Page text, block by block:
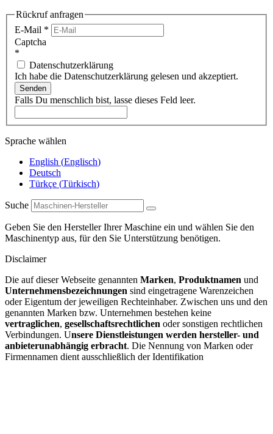
Rückruf anfragen
E-Mail *
Captcha
*
Datenschutzerklärung
Ich habe die Datenschutzerklärung gelesen und akzeptiert.
Senden
Falls Du menschlich bist, lasse dieses Feld leer.
Sprache wählen
English (Englisch)
Deutsch
Türkçe (Türkisch)
Suche
Geben Sie den Hersteller Ihrer Maschine ein und wählen Sie den
Maschinentyp aus, für den Sie Unterstützung benötigen.
Disclaimer
Die auf dieser Webseite genannten Marken, Produktnamen und
Unternehmensbezeichnungen sind eingetragene Warenzeichen
oder Eigentum der jeweiligen Rechteinhaber. Zwischen uns und den
genannten Marken bzw. Unternehmen bestehen keine
vertraglichen, gesellschaftsrechtlichen oder sonstigen rechtlichen
Verbindungen. Unsere Dienstleistungen werden hersteller- und
anbieterunabhängig erbracht. Die Nennung von Marken oder
Firmennamen dient ausschließlich der Identifikation